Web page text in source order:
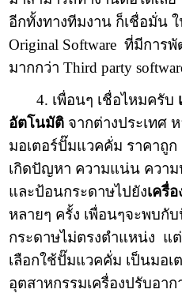
อีกทั้งทางทีมงาน ก็เชื่อมั่น
Original Software ที่มีการ
มากกว่า Third party
4. เพื่อนๆ เชื่อไหมครับ
อัตโนมัติ จากต่างประเทศ
มอเตอร์ปั๊มแวคคั่ม ราคาถูก
เกิดปัญหา ความแน่น ควา
และป้อนกระดาษไปยังเครื่
หลายๆ ครั้ง เพื่อนๆจะพบกั
กระดาษไม่ตรงตำแหน่ง แต่
เลือกใช้ปั๊มแวคคั่ม เป็นมอ
อุตสาหกรรมเครื่องปรับอา